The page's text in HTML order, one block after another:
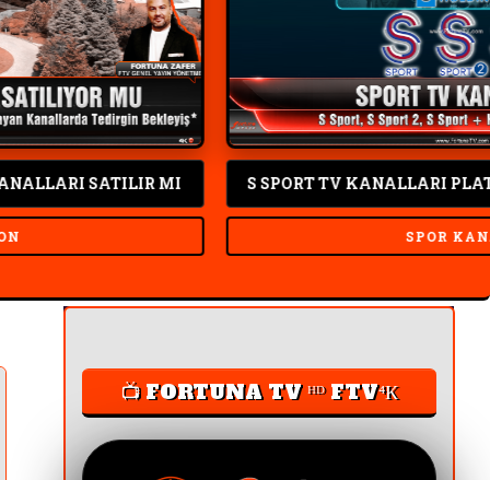
MI S SPORT TV KANALLARI PLATFORMLARI
SPOR KANALI
📺 FORTUNA TV ᴴᴰ FTV⁴К